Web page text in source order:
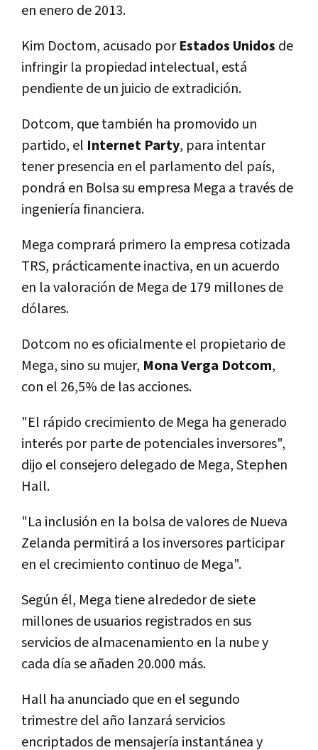
en enero de 2013.
Kim Doctom, acusado porEstados Unidos de
infringir la propiedad intelectual, está
pendiente de un juicio de extradición.
Dotcom, que también ha promovido un
partido, el Internet Party, para intentar
tener presencia en el parlamento del país,
pondrá en Bolsa su empresa Mega a través de
ingeniería financiera.
Mega comprará primero la empresa cotizada
TRS, prácticamente inactiva, en un acuerdo
en la valoración de Mega de 179 millones de
dólares.
Dotcom no es oficialmente el propietario de
Mega, sino su mujer, Mona Verga Dotcom,
con el 26,5% de las acciones.
"El rápido crecimiento de Mega ha generado
interés por parte de potenciales inversores",
dijo el consejero delegado de Mega, Stephen
Hall.
"La inclusión en la bolsa de valores de Nueva
Zelanda permitirá a los inversores participar
en el crecimiento continuo de Mega".
Según él, Mega tiene alrededor de siete
millones de usuarios registrados en sus
servicios de almacenamiento en la nube y
cada día se añaden 20.000 más.
Hall ha anunciado que en el segundo
trimestre del año lanzará servicios
encriptados de mensajería instantánea y